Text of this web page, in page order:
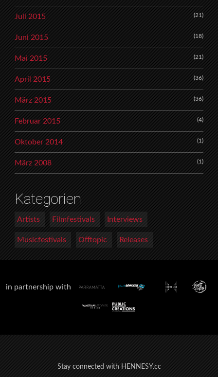
Juli 2015 (21)
Juni 2015 (18)
Mai 2015 (21)
April 2015 (36)
März 2015 (36)
Februar 2015 (4)
Oktober 2014 (1)
März 2008 (1)
Kategorien
Artists Filmfestivals Interviews
Musicfestivals Offtopic Releases
in partnership with
Stay connected with HENNESY.cc